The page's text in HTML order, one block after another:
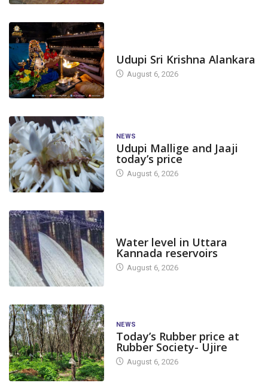
Udupi Sri Krishna Alankara
August 6, 2026
NEWS
Udupi Mallige and Jaaji
today’s price
August 6, 2026
Water level in Uttara
Kannada reservoirs
August 6, 2026
NEWS
Today’s Rubber price at
Rubber Society- Ujire
August 6, 2026